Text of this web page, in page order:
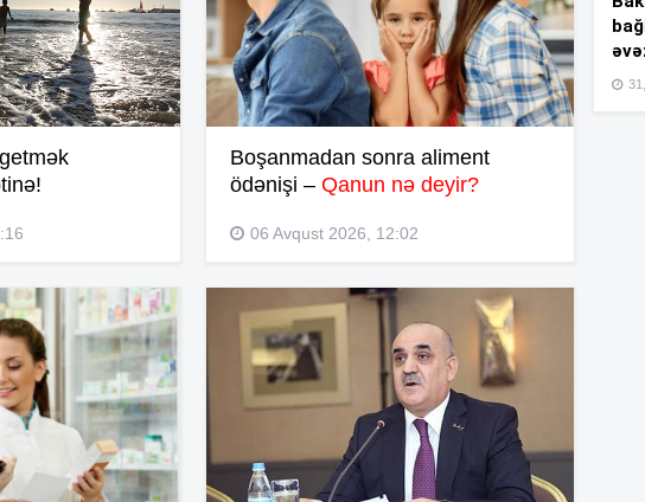
Boşanmadan sonra aliment
ödənişi –Qanun nə deyir?
06 Avqust 2026, 12:02